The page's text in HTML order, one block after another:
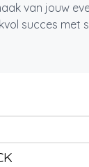
van jouw
succes met